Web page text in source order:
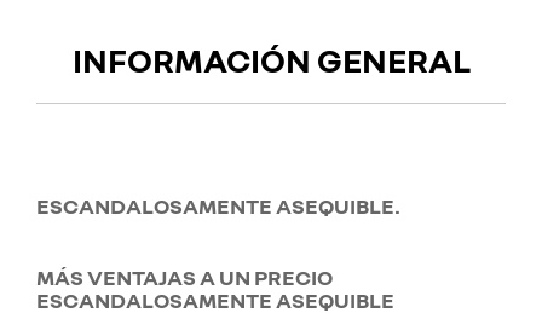
INFORMACIÓN GENERAL
ESCANDALOSAMENTE ASEQUIBLE.
MÁS VENTAJAS A UN PRECIO
ESCANDALOSAMENTE ASEQUIBLE